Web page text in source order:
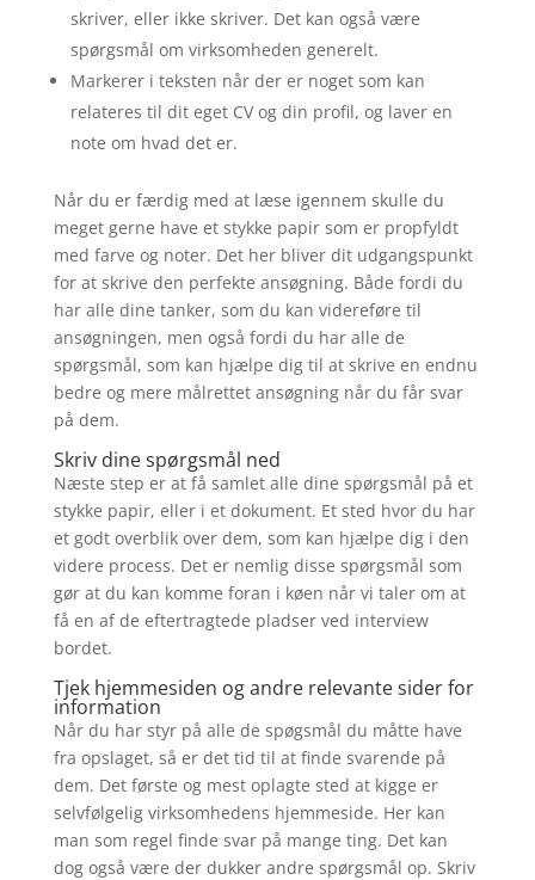
skriver, eller ikke skriver. Det kan også være
spørgsmål om virksomheden generelt.
Markerer i teksten når der er noget som kan
relateres til dit eget CV og din profil, og laver en
note om hvad det er.
Når du er færdig med at læse igennem skulle du
meget gerne have et stykke papir som er propfyldt
med farve og noter. Det her bliver dit udgangspunkt
for at skrive den perfekte ansøgning. Både fordi du
har alle dine tanker, som du kan videreføre til
ansøgningen, men også fordi du har alle de
spørgsmål, som kan hjælpe dig til at skrive en endnu
bedre og mere målrettet ansøgning når du får svar
på dem.
Skriv dine spørgsmål ned
Næste step er at få samlet alle dine spørgsmål på et
stykke papir, eller i et dokument. Et sted hvor du har
et godt overblik over dem, som kan hjælpe dig i den
videre process. Det er nemlig disse spørgsmål som
gør at du kan komme foran i køen når vi taler om at
få en af de eftertragtede pladser ved interview
bordet.
Tjek hjemmesiden og andre relevante sider for
information
Når du har styr på alle de spøgsmål du måtte have
fra opslaget, så er det tid til at finde svarende på
dem. Det første og mest oplagte sted at kigge er
selvfølgelig virksomhedens hjemmeside. Her kan
man som regel finde svar på mange ting. Det kan
dog også være der dukker andre spørgsmål op. Skriv